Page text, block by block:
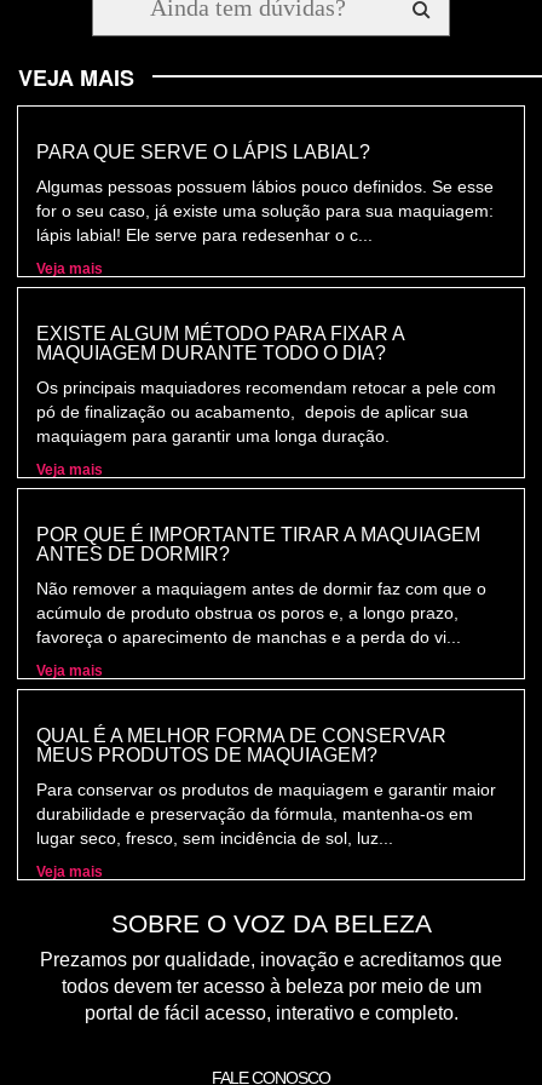
VEJA MAIS
PARA QUE SERVE O LÁPIS LABIAL?
Algumas pessoas possuem lábios pouco definidos. Se esse
for o seu caso, já existe uma solução para sua maquiagem:
lápis labial! Ele serve para redesenhar o c...
Veja mais
EXISTE ALGUM MÉTODO PARA FIXAR A
MAQUIAGEM DURANTE TODO O DIA?
Os principais maquiadores recomendam retocar a pele com
pó de finalização ou acabamento, depois de aplicar sua
maquiagem para garantir uma longa duração.
Veja mais
POR QUE É IMPORTANTE TIRAR A MAQUIAGEM
ANTES DE DORMIR?
Não remover a maquiagem antes de dormir faz com que o
acúmulo de produto obstrua os poros e, a longo prazo,
favoreça o aparecimento de manchas e a perda do vi...
Veja mais
QUAL É A MELHOR FORMA DE CONSERVAR
MEUS PRODUTOS DE MAQUIAGEM?
Para conservar os produtos de maquiagem e garantir maior
durabilidade e preservação da fórmula, mantenha-os em
lugar seco, fresco, sem incidência de sol, luz...
Veja mais
SOBRE O VOZ DA BELEZA
Prezamos por qualidade, inovação e acreditamos que
todos devem ter acesso à beleza por meio de um
portal de fácil acesso, interativo e completo.
FALE CONOSCO